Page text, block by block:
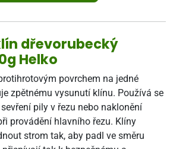
dřevorubecký
Helko
povrchem na jedné
zpětnému vysunutí klínu. Používá se
pily v řezu nebo naklonění
provádění hlavního řezu. Klíny
strom tak, aby padl ve směru